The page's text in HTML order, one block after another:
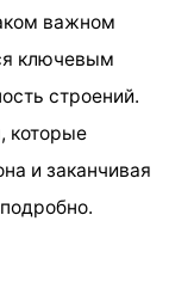
важном
ключевым
строений.
которые
и заканчивая